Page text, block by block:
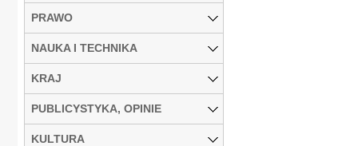
PRAWO
NAUKA I TECHNIKA
KRAJ
PUBLICYSTYKA, OPINIE
KULTURA